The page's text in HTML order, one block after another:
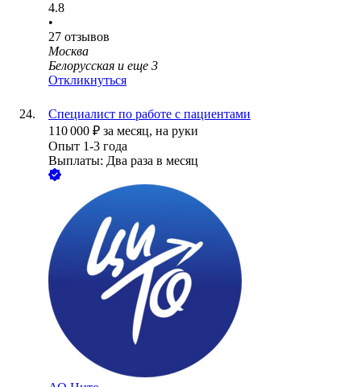
4.8
•
27 отзывов
Москва
Белорусская и еще 3
Откликнуться
Специалист по работе с пациентами
110 000 ₽ за месяц, на руки
Опыт 1-3 года
Выплаты: Два раза в месяц